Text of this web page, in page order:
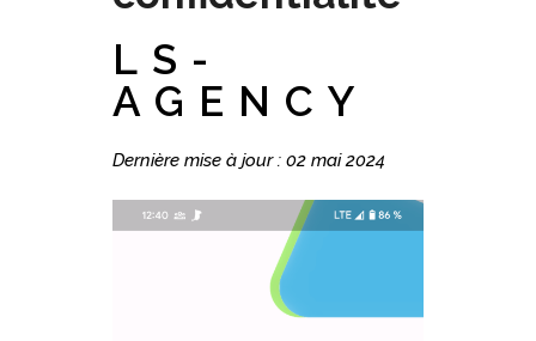
LS-
AGENCY
Dernière mise à jour : 02 mai 2024